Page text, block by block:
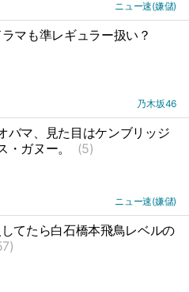
ニュー速(嫌儲)
マも準レギュラー扱い？
乃木坂46
バマ、見た目はケンブリッジ
・ガヌー。
(5)
ニュー速(嫌儲)
てたら白石橋本飛鳥レベルの